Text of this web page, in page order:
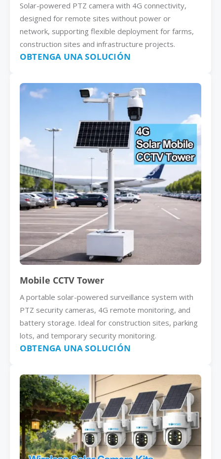
Solar-powered PTZ camera with 4G connectivity,
designed for remote sites without power or
network, supporting flexible deployment for farms,
construction sites and infrastructure projects.
OBTENGA UNA SOLUCIÓN
Mobile CCTV Tower
A portable solar-powered surveillance system with
PTZ security cameras, 4G remote monitoring, and
battery storage. Ideal for construction sites, parking
lots, and temporary security monitoring.
OBTENGA UNA SOLUCIÓN